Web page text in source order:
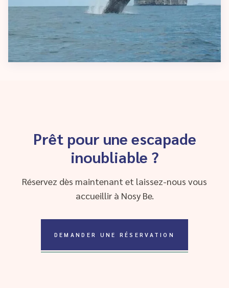
Prêt pour une escapade
inoubliable ?
Réservez dès maintenant et laissez-nous vous
accueillir à Nosy Be.
DEMANDER UNE RÉSERVATION